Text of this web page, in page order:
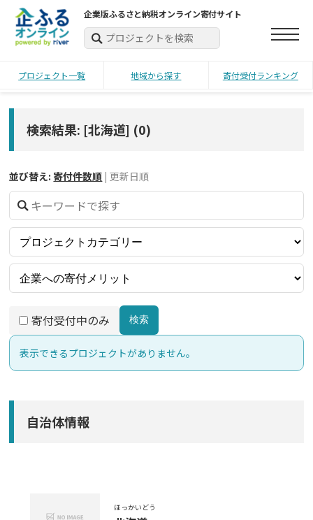
企業版ふるさと納税オンライン寄付サイト
プロジェクト一覧 地域から探す 寄付受付ランキング
検索結果: [北海道] (0)
並び替え: 寄付件数順 | 更新日順
寄付受付中のみ 検索
表示できるプロジェクトがありません。
自治体情報
ほっかいどう